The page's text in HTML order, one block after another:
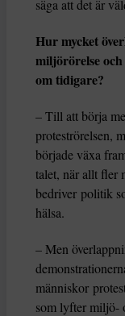
säga att det är
Hur mycket
miljörörelse
om tidigare?
– Till att börja
proteströrelsen,
började växa
talet, när allt fler
bedriver politik
hälsa.
– Men
människor
som lyfter miljö-